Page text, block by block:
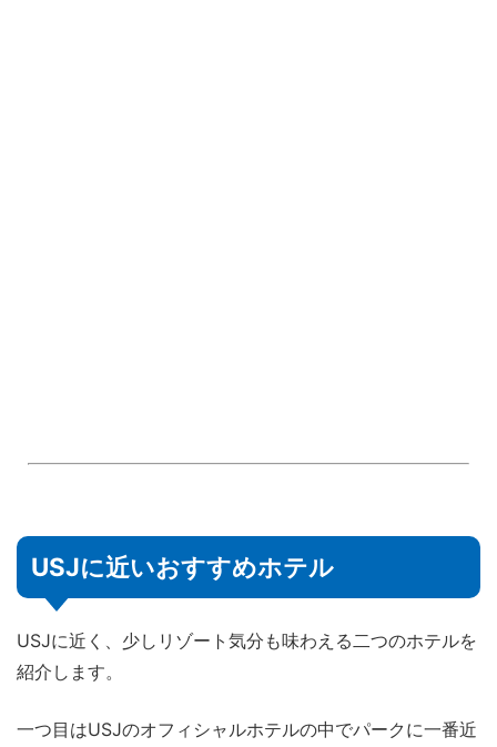
USJに近いおすすめホテル
USJに近く、少しリゾート気分も味わえる二つのホテルを
紹介します。
一つ目はUSJのオフィシャルホテルの中でパークに一番近